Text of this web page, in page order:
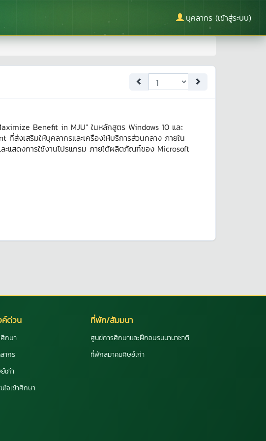
บุคลากร (เข้าสู่ระบบ)
Benefit in MJU" ในหลักสูตร Windows 10 และ
ส่งเสริมให้บุคลากรและเครืองให้บริการส่วนกลาง ภายใน
ะแสดงการใช้งานโปรแกรม ภายใต้ผลิตภัณฑ์ของ Microsoft
ด่วน
กษา
ากร
เก่า
ใจเข้าศึกษา
ที่พัก/สัมมนา
ศูนย์การศึกษาและฝึกอบรมนานาชาติ
ที่พักสมาคมศิษย์เก่า